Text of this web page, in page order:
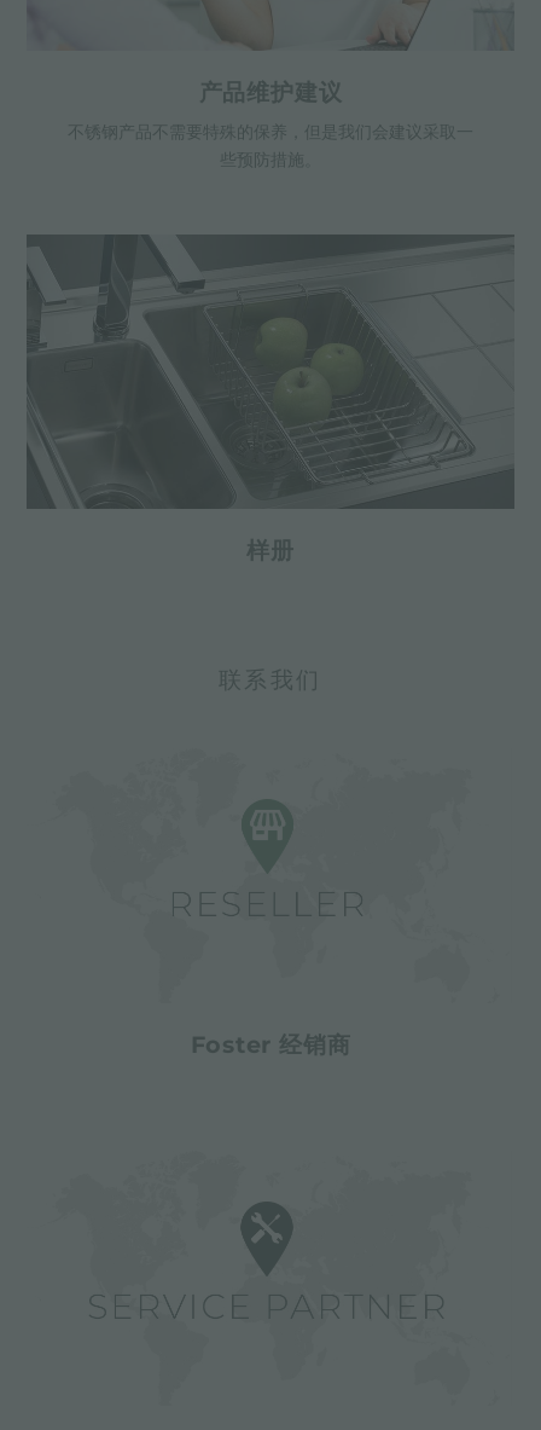
产品维护建议
不锈钢产品不需要特殊的保养，但是我们会建议采取一
些预防措施。
样册
联系我们
Foster 经销商